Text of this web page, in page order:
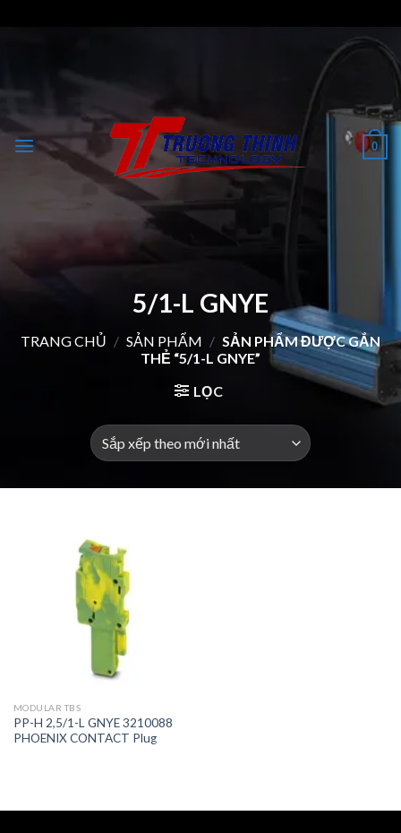
0
5/1-L GNYE
TRANG CHỦ / SẢN PHẨM / SẢN PHẨM ĐƯỢC GẮN
THẺ “5/1-L GNYE”
LỌC
MODULAR TBS
PP-H 2,5/1-L GNYE 3210088
PHOENIX CONTACT Plug